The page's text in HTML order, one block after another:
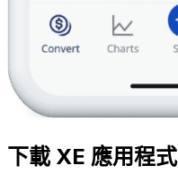
下載 XE 應用程式